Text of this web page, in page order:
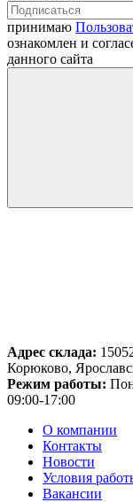
принимаю
ознакомлен и
данного сайта
Адрес склада:
Корюково,
Режим работы:
09:00-17:00
О компании
Контакты
Новости
Условия
Вакансии